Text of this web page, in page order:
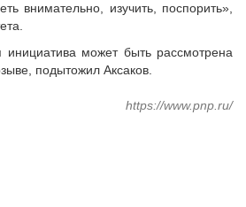
внимательно, изучить, поспорить»,
инициатива может быть рассмотрена
подытожил Аксаков.
https://www.pnp.ru/